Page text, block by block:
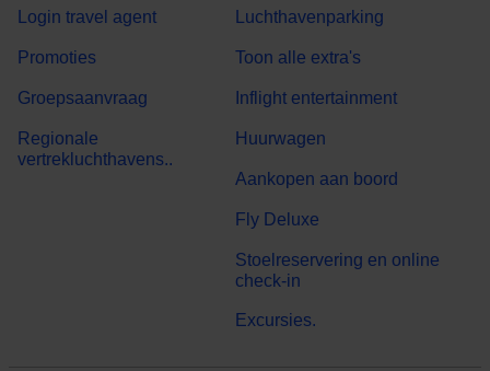
Login travel agent
Promoties
Groepsaanvraag
Regionale
vertrekluchthavens..
Luchthavenparking
Toon alle extra's
Inflight entertainment
Huurwagen
Aankopen aan boord
Fly Deluxe
Stoelreservering en online
check-in
Excursies.